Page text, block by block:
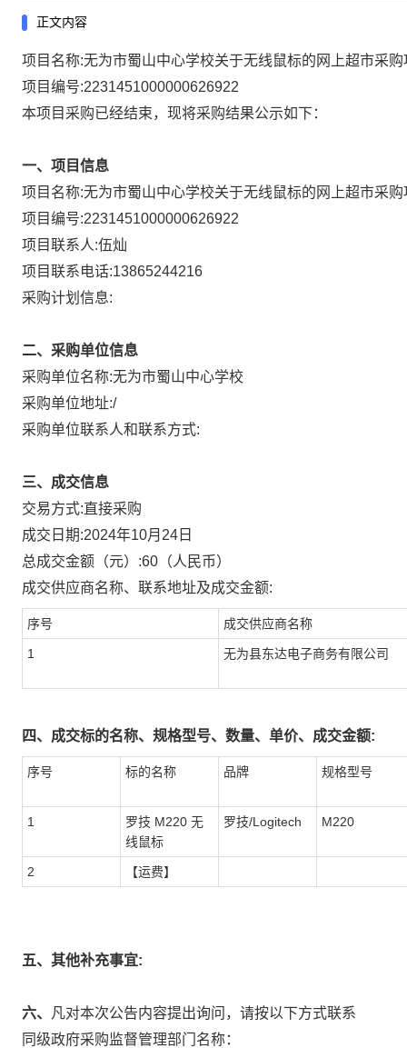
正文内容
项目名称:无为市蜀山中心学校关于无线鼠标的网上超市采购
项目编号:2231451000000626922
本项目采购已经结束，现将采购结果公示如下：
一、项目信息
项目名称:无为市蜀山中心学校关于无线鼠标的网上超市采购
项目编号:2231451000000626922
项目联系人:伍灿
项目联系电话:13865244216
采购计划信息:
二、采购单位信息
采购单位名称:无为市蜀山中心学校
采购单位地址:/
采购单位联系人和联系方式:
三、成交信息
交易方式:直接采购
成交日期:2024年10月24日
总成交金额（元）:60 （人民币）
成交供应商名称、联系地址及成交金额:
序号 成交供应商名称
1 无为县东达电子商务有限公司
四、成交标的名称、规格型号、数量、单价、成交金额:
序号 标的名称 品牌 规格型号
1
罗技 M220 无
线鼠标
罗技/Logitech M220
2 【运费】
五、其他补充事宜:
六、
凡对本次公告内容提出询问，请按以下方式联系
同级政府采购监督管理部门名称：